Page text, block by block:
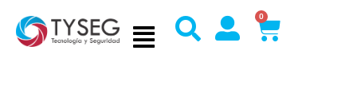
contenido
0
Cart